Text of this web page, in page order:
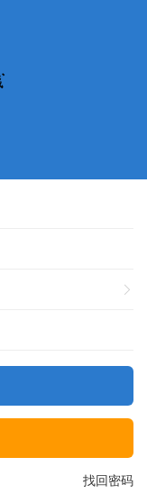
找回密码